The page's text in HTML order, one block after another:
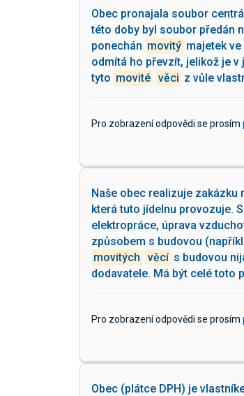
Obec pronajala soubor
této doby byl soubor předán
ponechán movitý majetek
odmítá ho převzít, jelikož je v
tyto movité věci z vůle
Pro zobrazení odpovědi se prosím
Naše obec realizuje
která tuto jídelnu provozuje.
elektropráce, úprava
způsobem s budovou
movitých
věcí s budovou
dodavatele. Má být celé toto
Pro zobrazení odpovědi se prosím
Obec (plátce DPH) je